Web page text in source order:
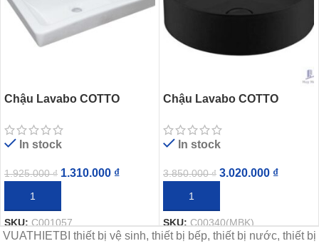
Chậu Lavabo COTTO
Modish
In stock
1.925.000₫ 1.310.000 ₫
THÊM VÀO GIỎ HÀNG
SKU:C001057
Chậu Lavabo COTTO
Đen
In stock
3.850.000₫ 3.020.000 ₫
THÊM VÀO GIỎ HÀNG
SKU:C00340(MBK)
VUATHIETBI thiết bị vệ sinh, thiết bị bếp, thiết bị nước, thiết bị